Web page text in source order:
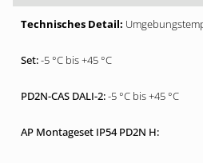
-5 °C bis +45 °C
-5 °C bis +45 °C